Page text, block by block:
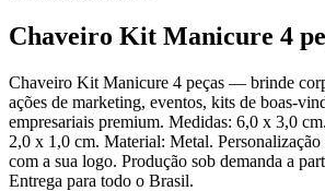
Chaveiro Kit Manicure 4
Chaveiro Kit Manicure 4 peças — brinde
ações de marketing, eventos, kits de boas-
empresariais premium. Medidas: 6,0 x 3,0
2,0 x 1,0 cm. Material: Metal. Personalização
com a sua logo. Produção sob demanda a
Entrega para todo o Brasil.